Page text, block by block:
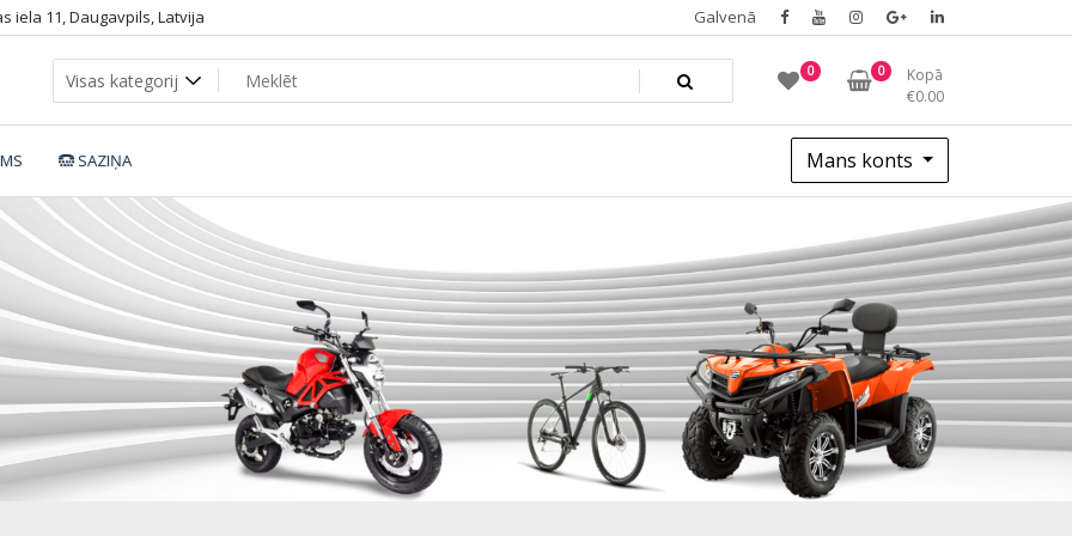
iela 11, Daugavpils, Latvija Galvenā
0 0
Kopā
€0.00
SAZIŅA Mans konts
DHS-Blazer-2645